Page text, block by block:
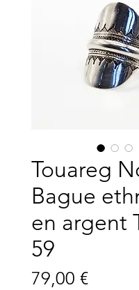
Touareg
Bague
en argent
59
79,00 €Prix